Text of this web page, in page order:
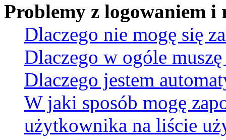
Problemy z logowaniem i
Dlaczego nie mogę się
Dlaczego w ogóle
Dlaczego jestem
W jaki sposób mogę
użytkownika na liście